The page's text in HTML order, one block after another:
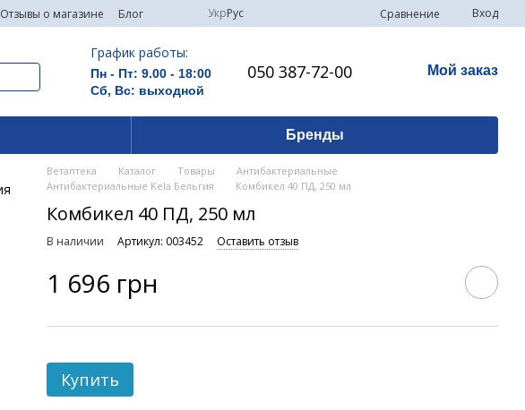
Отзывы о магазине Блог УкрРус Сравнение Вход
График работы:
Пн - Пт: 9.00 - 18:00
Сб, Вс: выходной
050 387-72-00 Мой заказ
Бренды
Ветаптека Каталог Товары
Антибактериальные
Антибактериальные Kela Бельгия
Комбикел 40 ПД, 250 мл
Комбикел 40 ПД, 250 мл
В наличии Артикул: 003452 Оставить отзыв
1 696 грн
Купить